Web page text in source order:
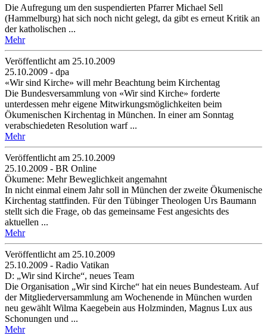
Die Aufregung um den suspendierten Pfarrer Michael Sell
(Hammelburg) hat sich noch nicht gelegt, da gibt es erneut Kritik an
der katholischen ...
Mehr
Veröffentlicht am 25­.10.2009
25.10.2009 - dpa
«Wir sind Kirche» will mehr Beachtung beim Kirchentag
Die Bundesversammlung von «Wir sind Kirche» forderte
unterdessen mehr eigene Mitwirkungsmöglichkeiten beim
Ökumenischen Kirchentag in München. In einer am Sonntag
verabschiedeten Resolution warf ...
Mehr
Veröffentlicht am 25­.10.2009
25.10.2009 - BR Online
Ökumene: Mehr Beweglichkeit angemahnt
In nicht einmal einem Jahr soll in München der zweite Ökumenische
Kirchentag stattfinden. Für den Tübinger Theologen Urs Baumann
stellt sich die Frage, ob das gemeinsame Fest angesichts des
aktuellen ...
Mehr
Veröffentlicht am 25­.10.2009
25.10.2009 - Radio Vatikan
D: „Wir sind Kirche“, neues Team
Die Organisation „Wir sind Kirche“ hat ein neues Bundesteam. Auf
der Mitgliederversammlung am Wochenende in München wurden
neu gewählt Wilma Kaegebein aus Holzminden, Magnus Lux aus
Schonungen und ...
Mehr